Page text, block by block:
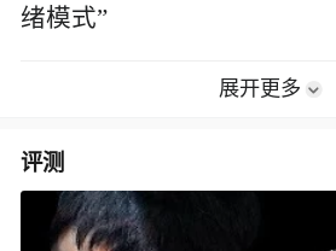
绪模式”
展开更多
评测